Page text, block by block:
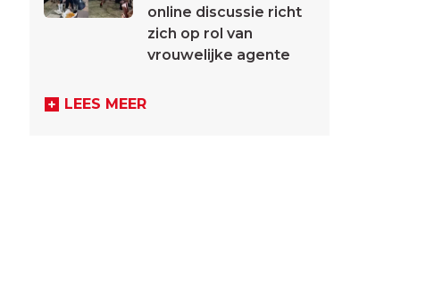
online discussie richt
zich op rol van
vrouwelijke agente
LEES MEER